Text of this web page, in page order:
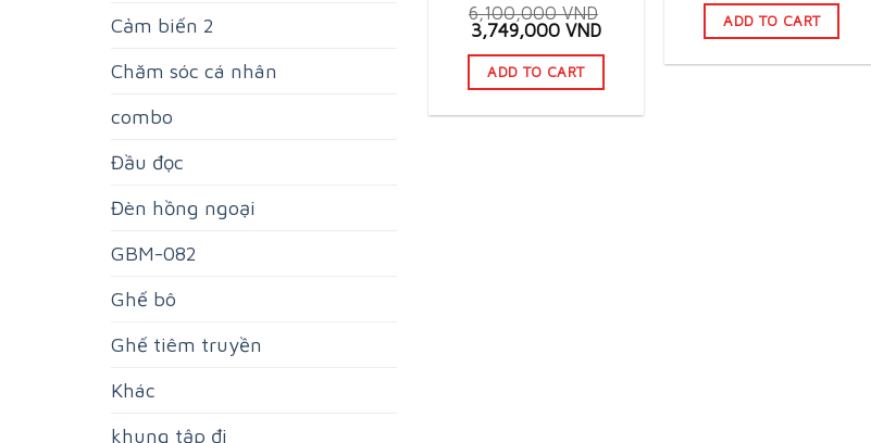
Cảm biến 2
Chăm sóc cá nhân
combo
Đầu đọc
Đèn hồng ngoại
GBM-082
Ghế bô
Ghế tiêm truyền
Khác
khung tập đi
6,100,000VND
Original
was:
6,100,000 VND.
3,749,000 VNDCurrent
ADD TO CART
was:
9,600,000 VND.
ADD TO CART